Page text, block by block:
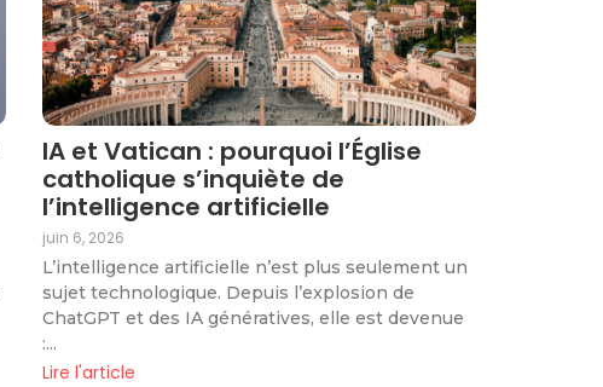
IA et Vatican : pourquoi l’Église
catholique s’inquiète de
l’intelligence artificielle
juin 6, 2026
L’intelligence artificielle n’est plus seulement un
sujet technologique. Depuis l’explosion de
ChatGPT et des IA génératives, elle est devenue
:...
Lire l'article